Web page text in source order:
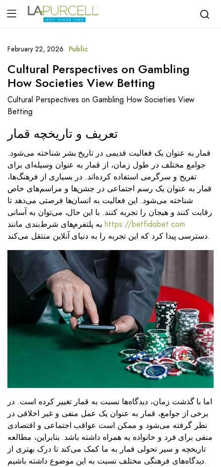
February 22, 2026 Public
Cultural Perspectives on Gambling
How Societies View Betting
Cultural Perspectives on Gambling How Societies View
Betting
تعریف و تاریخچه قمار
قمار به عنوان یک فعالیت قدیمی در تاریخ بشر شناخته می‌شود.
جوامع مختلف در طول زمان، از قمار به عنوان وسیله‌ای برای
تفریح و سرگرمی استفاده کرده‌اند. در بسیاری از فرهنگ‌ها،
قمار به عنوان یک رسم اجتماعی در جشن‌ها و مراسم‌های خاص
شناخته می‌شود. این فعالیت به انسان‌ها فرصتی می‌دهد تا
رقابت کنند و هیجان را تجربه کنند. با این حال، می‌توان به آسانی
به پلتفرم‌های شرط‌بندی مانندhttps://betfidobet.com
دسترسی پیدا کرد که این تجربه را به دنیای آنلاین منتقل می‌کند.
اما با گذشت زمان، دیدگاه‌ها نسبت به قمار تغییر کرده است. در
برخی از جوامع، قمار به عنوان یک عمل منفی و غیر اخلاقی در
نظر گرفته می‌شود و ممکن است عواقب اجتماعی و اقتصادی
منفی برای فرد و خانواده به همراه داشته باشد. بنابراین، مطالعه
تاریخچه و سیر تحولی قمار به ما کمک می‌کند تا درک بهتری از
دیدگاه‌های فرهنگی مختلف نسبت به این موضوع داشته باشیم.